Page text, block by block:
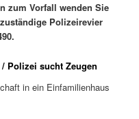
zum Vorfall wenden Sie
Polizeirevier
Polizei sucht Zeugen
in ein Einfamilienhaus